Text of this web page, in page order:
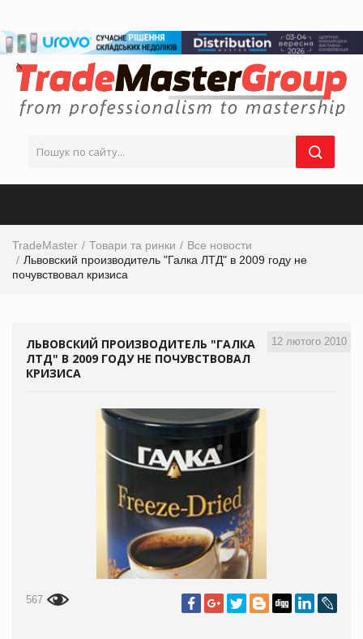
TradeMaster Товари та ринки
Все новости
Львовский производитель "Галка ЛТД" в 2009 году не
почувствовал кризиса
12 лютого 2010
ЛЬВОВСКИЙ ПРОИЗВОДИТЕЛЬ "ГАЛКА
ЛТД" В 2009 ГОДУ НЕ ПОЧУВСТВОВАЛ
КРИЗИСА
567